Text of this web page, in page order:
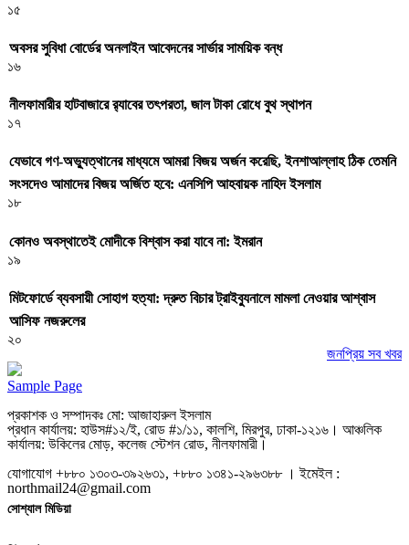
১৫
অবসর সুবিধা বোর্ডের অনলাইন আবেদনের সার্ভার সাময়িক বন্ধ
১৬
নীলফামারীর হাটবাজারে র‌্যাবের তৎপরতা, জাল টাকা রোধে বুথ স্থাপন
১৭
যেভাবে গণ-অভ্যুত্থানের মাধ্যমে আমরা বিজয় অর্জন করেছি, ইনশাআল্লাহ ঠিক তেমনি
সংসদেও আমাদের বিজয় অর্জিত হবে: এনসিপি আহবায়ক নাহিদ ইসলাম
১৮
কোনও অবস্থাতেই মোদীকে বিশ্বাস করা যাবে না: ইমরান
১৯
মিটফোর্ডে ব্যবসায়ী সোহাগ হত্যা: দ্রুত বিচার ট্রাইব্যুনালে মামলা নেওয়ার আশ্বাস
আসিফ নজরুলের
২০
জনপ্রিয় সব খবর
Sample Page
প্রকাশক ও সম্পাদকঃ মো: আজাহারুল ইসলাম
প্রধান কার্যালয়: হাউস#১২/ই, রোড #১/১১, কালশি, মিরপুর, ঢাকা-১২১৬। আঞ্চলিক
কার্যালয়: উকিলের মোড়, কলেজ স্টেশন রোড, নীলফামারী।
যোগাযোগ +৮৮০ ১৩০৩-৩৯২৬৩১, +৮৮০ ১৩৪১-২৯৬৩৮৮ । ইমেইল :
northmail24@gmail.com
সোশ্যাল মিডিয়া